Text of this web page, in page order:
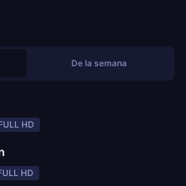
De la semana
HD
HD